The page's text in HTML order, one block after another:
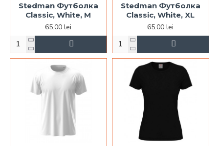
Stedman Футболка
Classic, White, M
65.00 lei
Stedman Футболка
Classic, White, XL
65.00 lei